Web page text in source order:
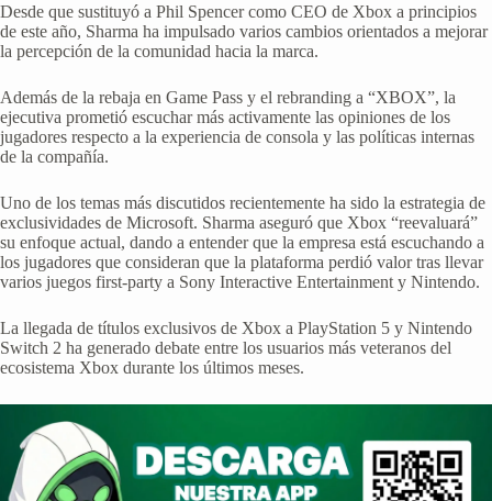
Desde que sustituyó a Phil Spencer como CEO de Xbox a principios
de este año, Sharma ha impulsado varios cambios orientados a mejorar
la percepción de la comunidad hacia la marca.
Además de la rebaja en Game Pass y el rebranding a “XBOX”, la
ejecutiva prometió escuchar más activamente las opiniones de los
jugadores respecto a la experiencia de consola y las políticas internas
de la compañía.
Uno de los temas más discutidos recientemente ha sido la estrategia de
exclusividades de Microsoft. Sharma aseguró que Xbox “reevaluará”
su enfoque actual, dando a entender que la empresa está escuchando a
los jugadores que consideran que la plataforma perdió valor tras llevar
varios juegos first-party a Sony Interactive Entertainment y Nintendo.
La llegada de títulos exclusivos de Xbox a PlayStation 5 y Nintendo
Switch 2 ha generado debate entre los usuarios más veteranos del
ecosistema Xbox durante los últimos meses.